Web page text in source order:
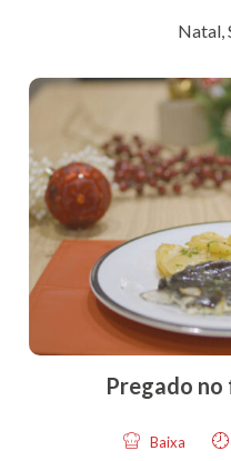
Natal,
Pregado
Baixa